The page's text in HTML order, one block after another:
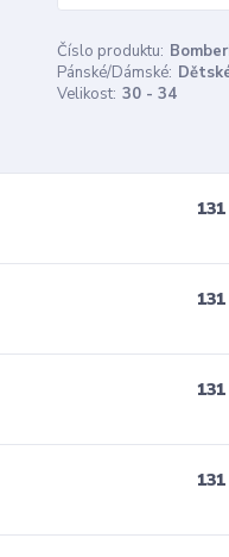
Číslo produktu:
Pánské/Dámské:
Velikost: 30 - 34